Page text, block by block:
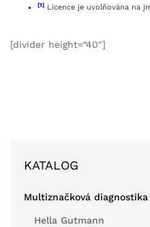
[1] Licence je uvolňována na
[divider height=“40″]
KATALOG
Multiznačková diagnostika
Hella Gutmann